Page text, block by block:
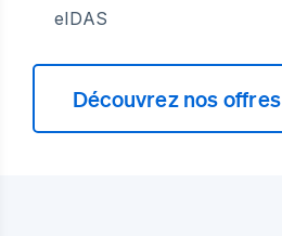
eIDAS
Découvrez nos offres